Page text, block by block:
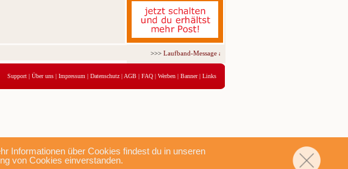
Informationen über Cookies findest du in unseren
von Cookies einverstanden.
>>>Laufband-Message ab nur 5,95 € für 3 Tage!
Support | Über uns | Impressum | Datenschutz | AGB | FAQ | Werben | Banner| Links